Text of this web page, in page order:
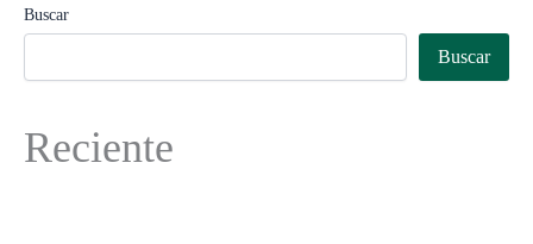
Buscar
Buscar
Reciente